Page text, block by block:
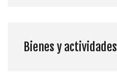
Bienes y actividades